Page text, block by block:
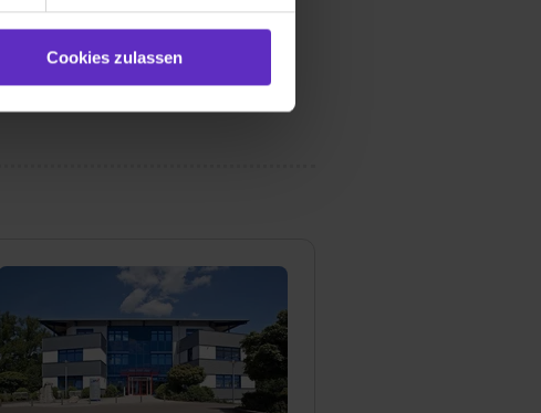
bist du auch damit
unter dem Punkt
findest du durch Klick auf
Cookies zulassen